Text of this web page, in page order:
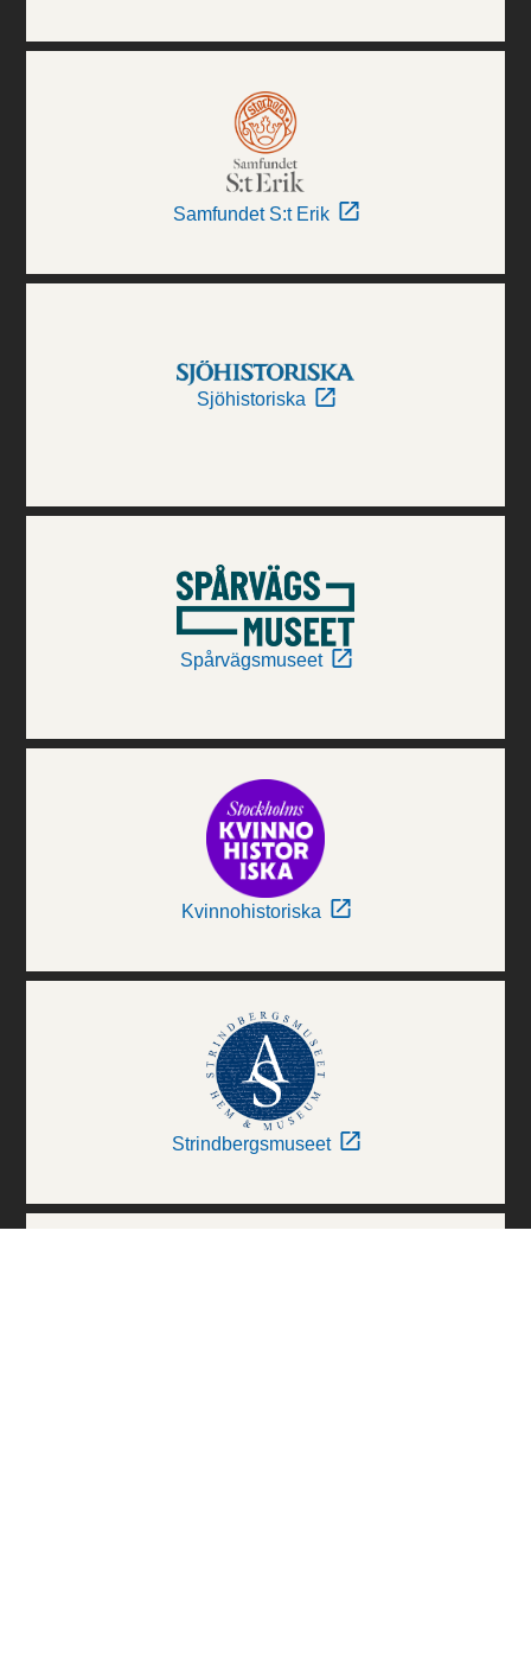
Samfundet S:t Erik
Sjöhistoriska
Spårvägsmuseet
Kvinnohistoriska
Strindbergsmuseet